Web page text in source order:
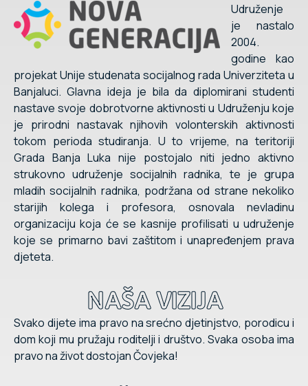
Udruženje
je nastalo
2004.
godine kao
projekat Unije studenata socijalnog rada Univerziteta u
Banjaluci. Glavna ideja je bila da diplomirani studenti
nastave svoje dobrotvorne aktivnosti u Udruženju koje
je prirodni nastavak njihovih volonterskih aktivnosti
tokom perioda studiranja. U to vrijeme, na teritoriji
Grada Banja Luka nije postojalo niti jedno aktivno
strukovno udruženje socijalnih radnika, te je grupa
mladih socijalnih radnika, podržana od strane nekoliko
starijih kolega i profesora, osnovala nevladinu
organizaciju koja će se kasnije profilisati u udruženje
koje se primarno bavi zaštitom i unapređenjem prava
djeteta.
NAŠA VIZIJA
Svako dijete ima pravo na srećno djetinjstvo, porodicu i
dom koji mu pružaju roditelji i društvo. Svaka osoba ima
pravo na život dostojan Čovjeka!